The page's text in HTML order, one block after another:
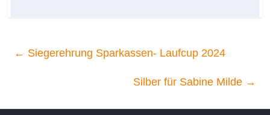
← Siegerehrung Sparkassen- Laufcup 2024
Silber für Sabine Milde →